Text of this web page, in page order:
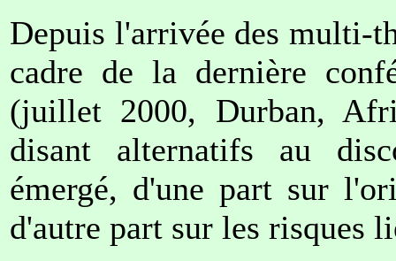
Depuis l'arrivée des multi-
cadre de la dernière
(juillet 2000, Durban,
disant alternatifs au
émergé, d'une part sur
d'autre part sur les risques